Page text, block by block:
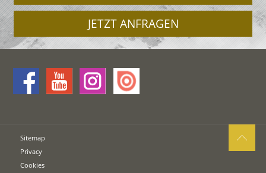
JETZT ANFRAGEN
Sitemap
Privacy
Cookies